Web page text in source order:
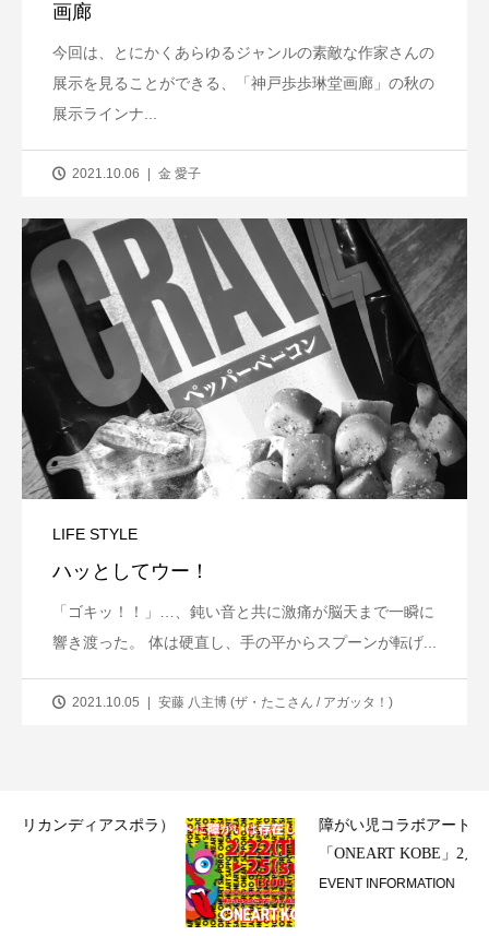
画廊
今回は、とにかくあらゆるジャンルの素敵な作家さんの
展示を見ることができる、「神戸歩歩琳堂画廊」の秋の
展示ラインナ...
2021.10.06 金 愛子
LIFE STYLE
ハッとしてウー！
「ゴキッ！！」…、鈍い音と共に激痛が脳天まで一瞬に
響き渡った。 体は硬直し、手の平からスプーンが転げ...
2021.10.05 安藤 八主博 (ザ・たこさん / アガッタ！)
障がい児コラボアート展が神戸に初上陸！
「ONEART KOBE」2月21日（木）...
EVENT INFORMATION